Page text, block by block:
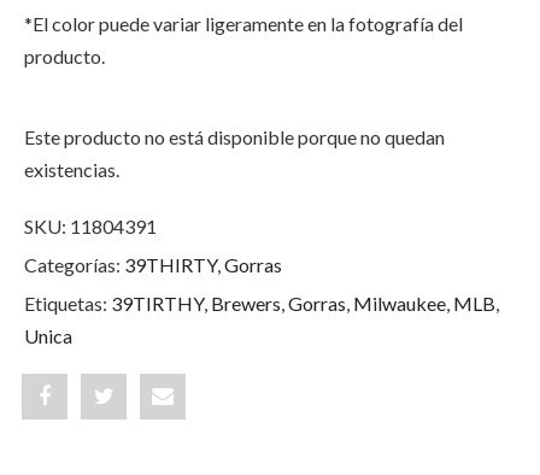
*El color puede variar ligeramente en la fotografía del
producto.
Este producto no está disponible porque no quedan
existencias.
SKU: 11804391
Categorías: 39THIRTY,Gorras
Etiquetas: 39TIRTHY, Brewers,Gorras, Milwaukee, MLB,
Unica
Share Post Share